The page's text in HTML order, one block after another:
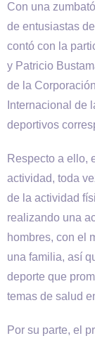
Con una
de entusiastas
contó con la
y Patricio
de la
Internacional de
deportivos
Respecto a ello,
actividad, toda
de la actividad
realizando una
hombres, con el
una familia, así
deporte que
temas de salud
Por su parte, el